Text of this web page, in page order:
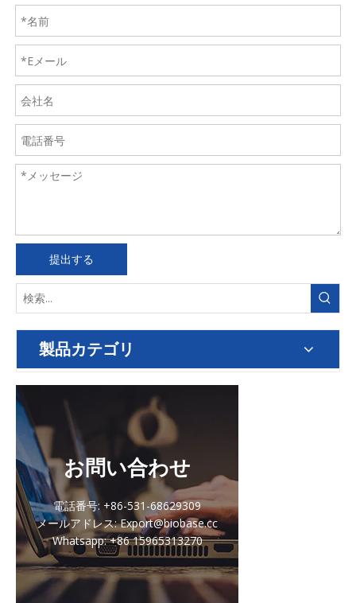
提出する
製品カテゴリ
お問い合わせ
電話番号: +86-531-68629309
メールアドレス: Export@biobase.cc
Whatsapp: +86 15965313270